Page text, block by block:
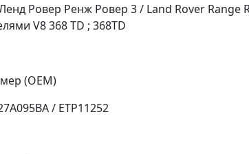
Ровер Ренж Ровер 3 / Land Rover Range
V8 368 TD ; 368TD
(OEM)
/ ETP11252